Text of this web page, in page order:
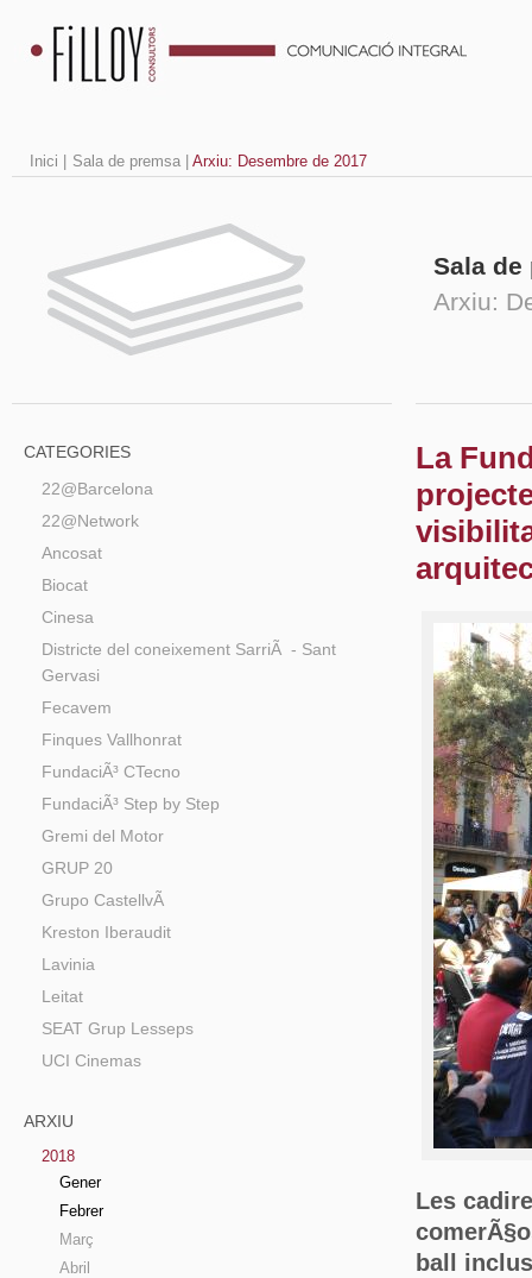
Inici Sala de premsa Arxiu: Desembre de 2017
Sala de
Arxiu:
CATEGORIES
22@Barcelona
22@Network
Ancosat
Biocat
Cinesa
Districte del coneixement SarriÃ - Sant
Gervasi
Fecavem
Finques Vallhonrat
FundaciÃ³ CTecno
FundaciÃ³ Step by Step
Gremi del Motor
GRUP 20
Grupo CastellvÃ­
Kreston Iberaudit
Lavinia
Leitat
SEAT Grup Lesseps
UCI Cinemas
ARXIU
2018
Gener
Febrer
Març
Abril
La
Les
ball